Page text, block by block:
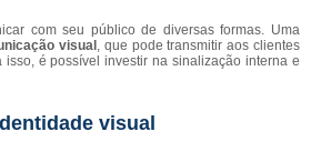
com seu público de diversas formas. Uma
visual , que pode transmitir aos clientes
é possível investir na sinalização interna e
visual